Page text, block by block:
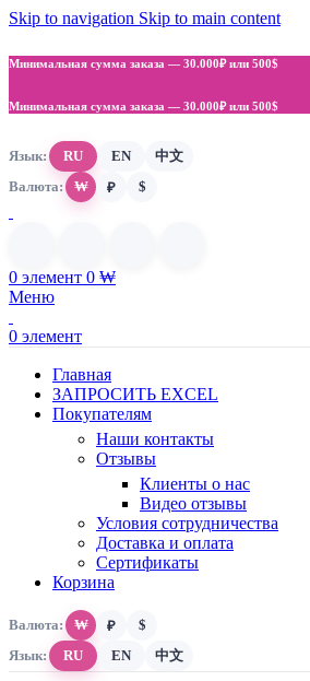
Skip to navigation Skip to main content
Минимальная сумма заказа — 30.000₽ или 500$
Минимальная сумма заказа — 30.000₽ или 500$
Язык: RU EN
中文
Валюта:
₩ ₽ $
0 элемент 0 ₩
Меню
0 элемент
Главная
ЗАПРОСИТЬ EXCEL
Покупателям
Наши контакты
Отзывы
Клиенты о нас
Видео отзывы
Условия сотрудничества
Доставка и оплата
Сертификаты
Корзина
Валюта: ₩ ₽
$
Язык:
RU EN 中文